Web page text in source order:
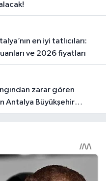
ve 2026 fiyatları
Antalya Büyükşehir
geçti